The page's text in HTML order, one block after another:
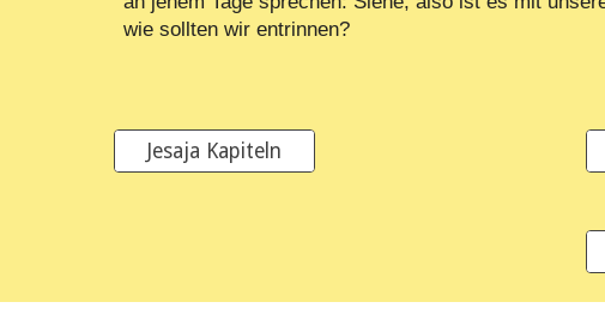
wie sollten wir entrinnen?
Jesaja Kapiteln